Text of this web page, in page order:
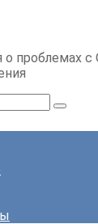
проблемах с